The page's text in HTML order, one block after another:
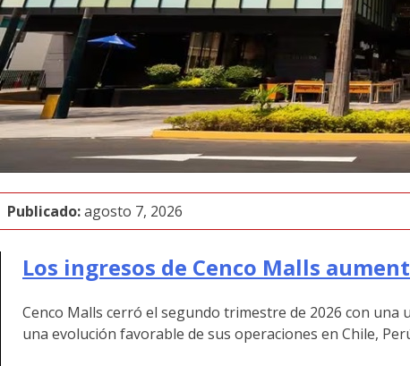
Publicado:agosto 7, 2026
Los ingresos de Cenco Malls
Cenco Malls cerró el segundo trimestre de 2026 con
una evolución favorable de sus operaciones en Chile,